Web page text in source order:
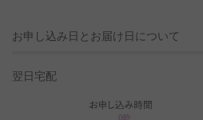
お申し込み日とお届け日について
翌日宅配